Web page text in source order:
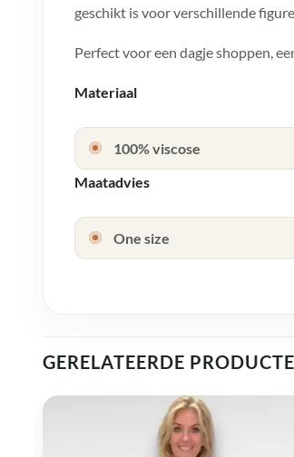
geschikt is voor verschillende
Perfect voor een dagje shoppen,
Materiaal
100% viscose
Maatadvies
One size
GERELATEERDE